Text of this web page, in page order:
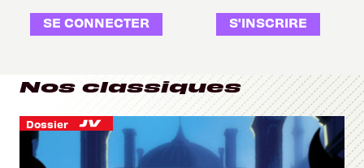
SE CONNECTER S'INSCRIRE
Nos classiques
Dossier